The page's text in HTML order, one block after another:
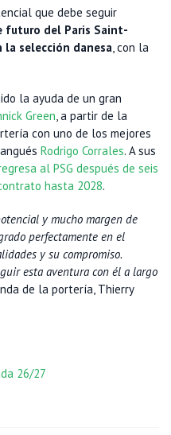
que debe seguir
futuro del Paris Saint-
la selección danesa, con la
la ayuda de un gran
Green, a partir de la
con uno de los mejores
Rodrigo Corrales. A sus
al PSG después de seis
hasta 2028.
y mucho margen de
perfectamente en el
y su compromiso.
esta aventura con él a largo
de la portería, Thierry
26/27